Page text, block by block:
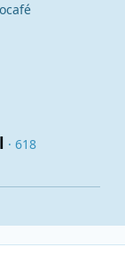
· 618